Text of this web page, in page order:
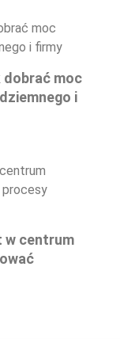
dobrać moc
i
w centrum